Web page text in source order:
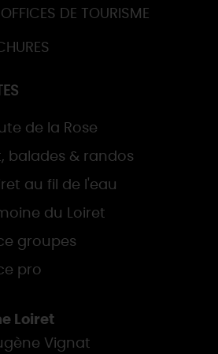
DE TOURISME
de la Rose
balades & randos
au fil de l'eau
du Loiret
groupes
pro
Loiret
Vignat